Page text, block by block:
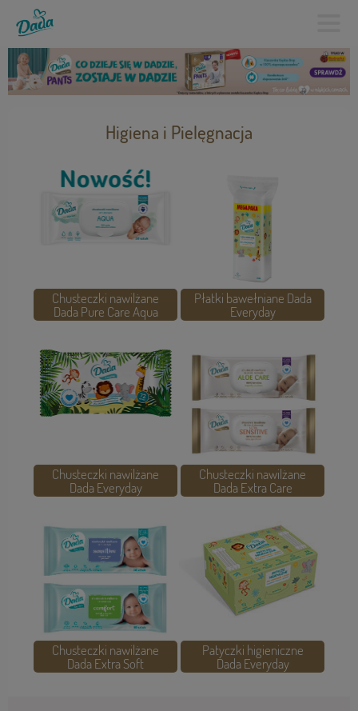
Higiena i Pielęgnacja
Chusteczki nawilżane
Dada Pure Care Aqua
Płatki bawełniane Dada
Everyday
Chusteczki nawilżane
Dada Everyday
Chusteczki nawilżane
Dada Extra Care
Chusteczki nawilżane
Dada Extra Soft
Patyczki higieniczne
Dada Everyday